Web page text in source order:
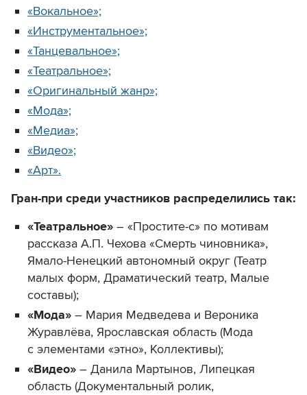
«Вокальное»;
«Инструментальное»;
«Танцевальное»;
«Театральное»;
«Оригинальный жанр»;
«Мода»;
«Медиа»;
«Видео»;
«Арт».
Гран-при среди участников распределились так:
«Театральное» – «Простите-с» по мотивам
рассказа А.П. Чехова «Смерть чиновника»,
Ямало-Ненецкий автономный округ (Театр
малых форм, Драматический театр, Малые
составы);
«Мода» – Мария Медведева и Вероника
Журавлёва, Ярославская область (Мода
с элементами «этно», Коллективы);
«Видео» – Данила Мартынов, Липецкая
область (Документальный ролик,